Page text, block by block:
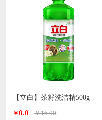
【立白】茶籽洗洁精500g
￥0.0 ￥16.00